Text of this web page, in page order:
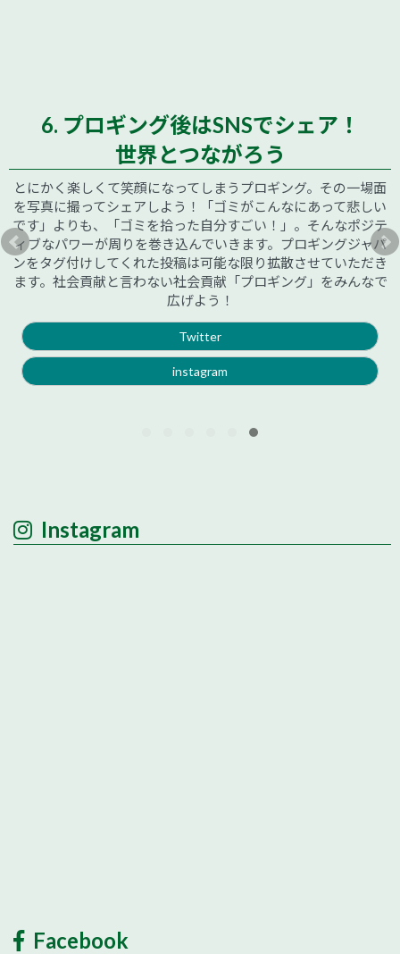
6. プロギング後はSNSでシェア！
世界とつながろう
とにかく楽しくて笑顔になってしまうプロギング。その一場面
を写真に撮ってシェアしよう！「ゴミがこんなにあって悲しい
です」よりも、「ゴミを拾った自分すごい！」。そんなポジテ
ィブなパワーが周りを巻き込んでいきます。プロギングジャパ
ンをタグ付けしてくれた投稿は可能な限り拡散させていただき
ます。社会貢献と言わない社会貢献「プロギング」をみんなで
広げよう！
Twitter
instagram
Instagram
Facebook